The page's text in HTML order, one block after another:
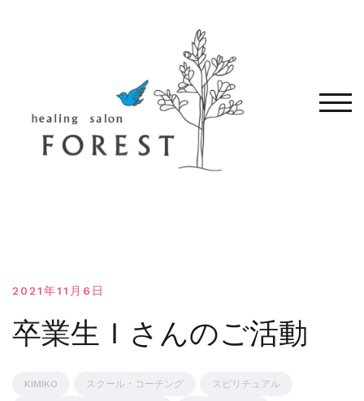
モバ
2021年11月6日
卒業生Ｉさんのご活動
KIMIKO スクール・コーチング スピリチュアル